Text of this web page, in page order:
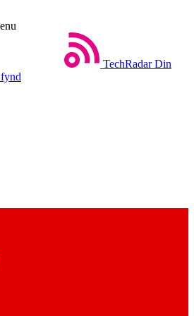
TechRadar Din